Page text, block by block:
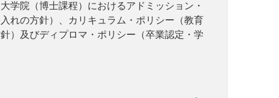
学院（博士課程）におけるアドミッション・
れの方針）、カリキュラム・ポリシー（教育
）及びディプロマ・ポリシー（卒業認定・学